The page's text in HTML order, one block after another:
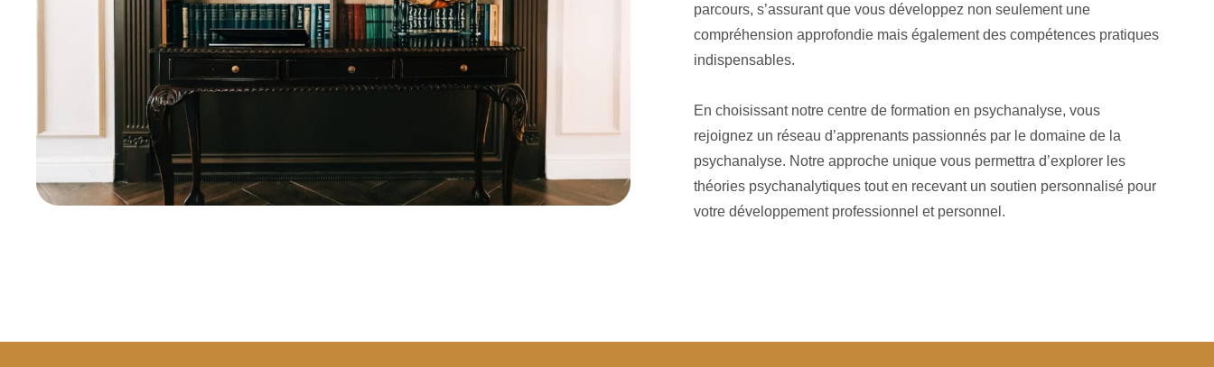
parcours, s’assurant que vous développez non seulement une
compréhension approfondie mais également des compétences pratiques
indispensables.
En choisissant notre centre de formation en psychanalyse, vous
rejoignez un réseau d’apprenants passionnés par le domaine de la
psychanalyse. Notre approche unique vous permettra d’explorer les
théories psychanalytiques tout en recevant un soutien personnalisé pour
votre développement professionnel et personnel.